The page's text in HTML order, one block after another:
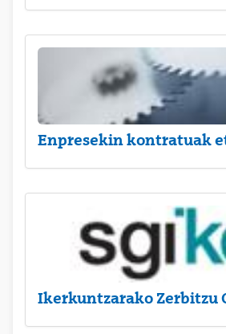
Enpresekin kontratuak
Ikerkuntzarako Zerbitzu